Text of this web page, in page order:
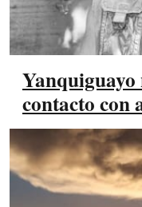
contacto con